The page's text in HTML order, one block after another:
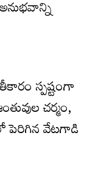
స్పష్టంగా
చర్మం,
పెరిగిన వేటగాడి